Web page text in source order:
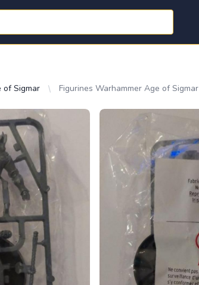
of Sigmar Figurines Warhammer Age of Sigmar